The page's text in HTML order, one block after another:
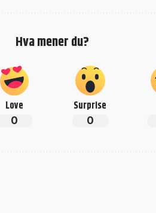
Hva mener du?
Love
0
Surprise
0